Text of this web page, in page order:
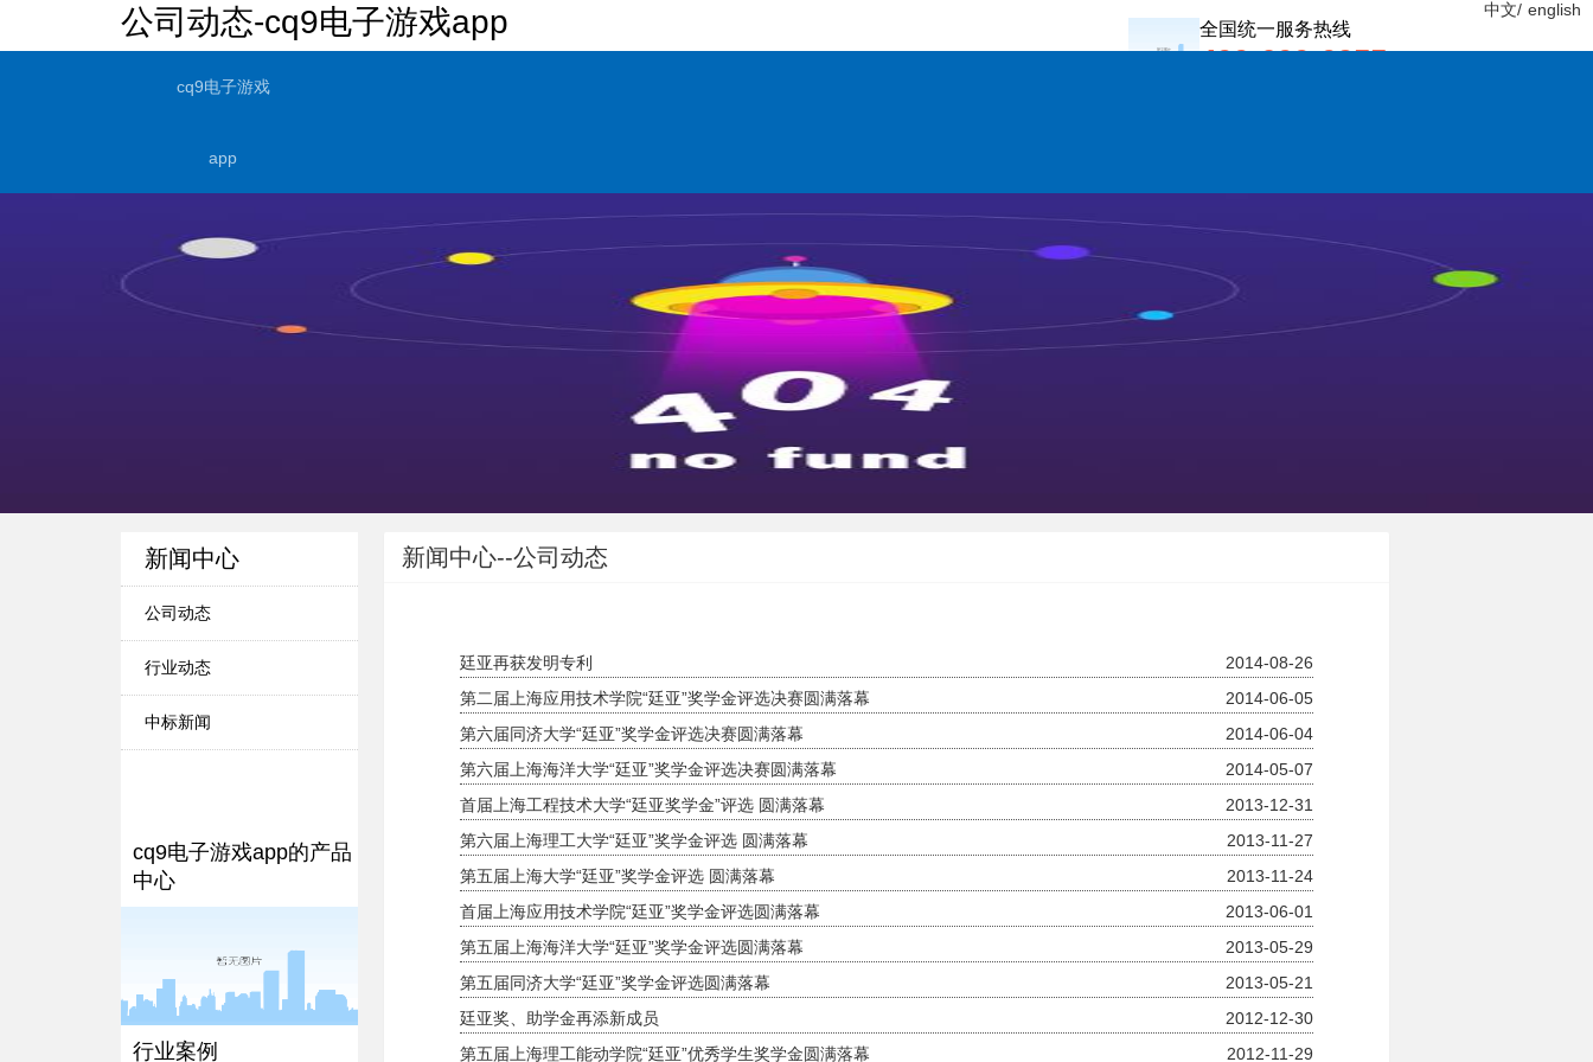
公司动态-cq9电子游戏app 全国统一服务热线
400-600-0955
中文/ english
cq9电子游戏
app
新闻中心
公司动态
行业动态
中标新闻
cq9电子游戏app的产品
中心
行业案例
新闻中心--公司动态
廷亚再获发明专利
2014-08-26
第二届上海应用技术学院“廷亚”奖学金评选决赛圆满落幕
2014-06-05
第六届同济大学“廷亚”奖学金评选决赛圆满落幕
2014-06-04
第六届上海海洋大学“廷亚”奖学金评选决赛圆满落幕
2014-05-07
首届上海工程技术大学“廷亚奖学金”评选 圆满落幕
2013-12-31
第六届上海理工大学“廷亚”奖学金评选 圆满落幕
2013-11-27
第五届上海大学“廷亚”奖学金评选 圆满落幕
2013-11-24
首届上海应用技术学院“廷亚”奖学金评选圆满落幕
2013-06-01
第五届上海海洋大学“廷亚”奖学金评选圆满落幕
2013-05-29
第五届同济大学“廷亚”奖学金评选圆满落幕
2013-05-21
廷亚奖、助学金再添新成员
2012-12-30
第五届上海理工能动学院“廷亚”优秀学生奖学金圆满落幕
2012-11-29